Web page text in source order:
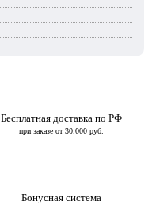
Бесплатная доставка по РФ
при заказе от 30.000 руб.
Бонусная система